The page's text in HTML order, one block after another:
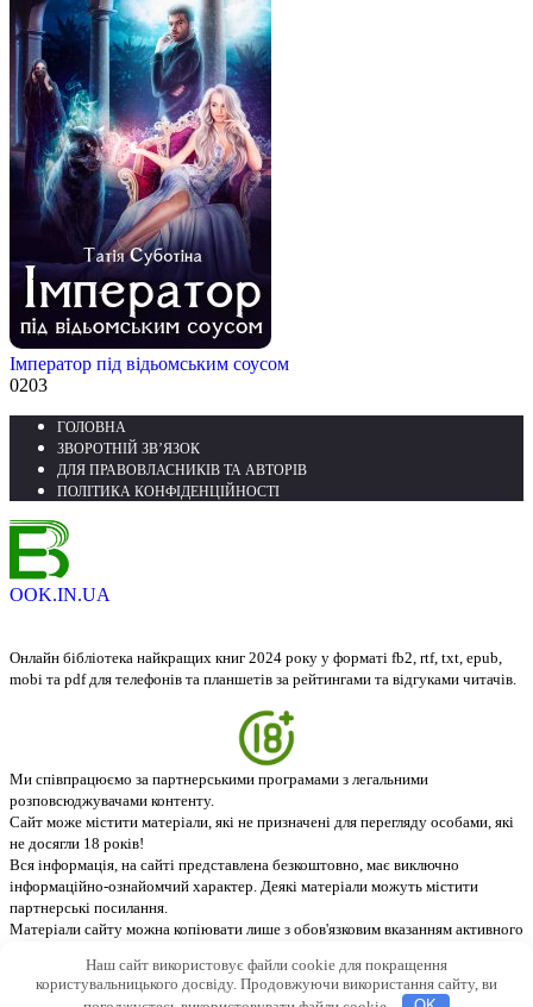
Імператор під відьомським соусом
0203
ГОЛОВНА
ЗВОРОТНІЙ ЗВ’ЯЗОК
ДЛЯ ПРАВОВЛАСНИКІВ ТА АВТОРІВ
ПОЛІТИКА КОНФІДЕНЦІЙНОСТІ
OOK.IN.UA
Онлайн бібліотека найкращих книг 2024 року у форматі fb2, rtf, txt, epub,
mobi та pdf для телефонів та планшетів за рейтингами та відгуками читачів.
Ми співпрацюємо за партнерськими програмами з легальними
розповсюджувачами контенту.
Сайт може містити матеріали, які не призначені для перегляду особами, які
не досягли 18 років!
Вся інформація, на сайті представлена безкоштовно, має виключно
інформаційно-ознайомчий характер. Деякі матеріали можуть містити
партнерські посилання.
Матеріали сайту можна копіювати лише з обов'язковим вказанням активного
Наш сайт використовує файли cookie для покращення
користувальницького досвіду. Продовжуючи використання сайту, ви